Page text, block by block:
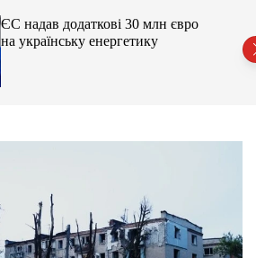
о
г
и
м
у
ЄС надав додаткові 30 млн євро
на українську енергетику